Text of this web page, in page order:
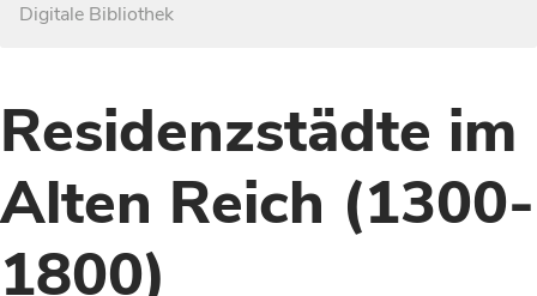
Digitale Bibliothek
Residenzstädte im
Alten Reich (1300-
1800)